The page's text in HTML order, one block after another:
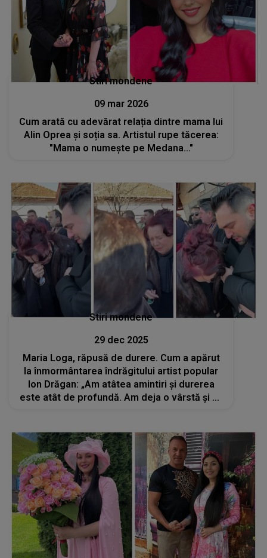
Stiri mondene
09 mar 2026
Cum arată cu adevărat relația dintre mama lui
Alin Oprea și soția sa. Artistul rupe tăcerea:
"Mama o numește pe Medana..."
Stiri mondene
29 dec 2025
Maria Loga, răpusă de durere. Cum a apărut
la înmormântarea îndrăgitului artist popular
Ion Drăgan: „Am atâtea amintiri și durerea
este atât de profundă. Am deja o vârstă și nu